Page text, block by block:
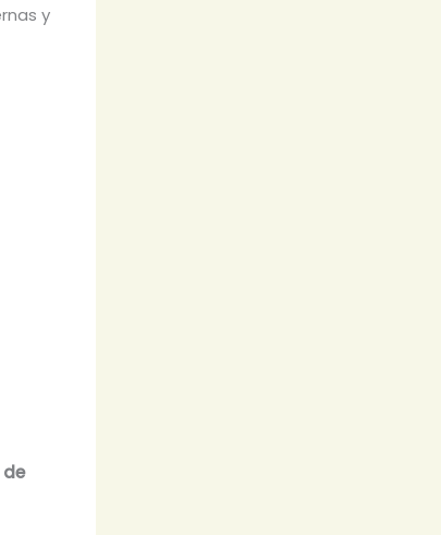
y
de